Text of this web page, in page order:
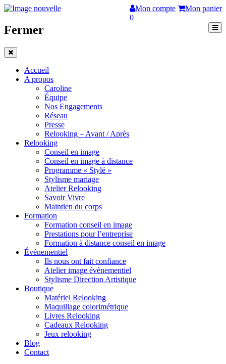
Mon compte
Mon panier
0
Fermer
Accueil
A propos
Caroline
Équipe
Nos Engagements
Réseau
Presse
Relooking – Avant / Après
Relooking
Conseil en image
Conseil en image à distance
Programme « Stylé »
Stylisme mariage
Atelier Relooking
Savoir Vivre
Maintien du corps
Formation
Formation conseil en image
Prestations pour l’entreprise
Formation à distance conseil en image
Événementiel
Ils nous ont fait confiance
Atelier image évènementiel
Stylisme Direction Artistique
Boutique
Matériel Relooking
Maquillage colorimétrique
Livres Relooking
Cadeaux Relooking
Jeux relooking
Blog
Contact